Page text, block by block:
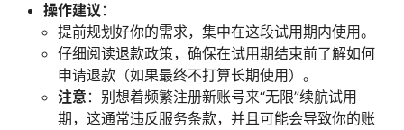
操作建议 ：
提前规划好你的需求，集中在这段试用期内使用。
仔细阅读退款政策，确保在试用期结束前了解如何
申请退款（如果最终不打算长期使用）。
注意 ：别想着频繁注册新账号来“无限”续航试用
期，这通常违反服务条款，并且可能会导致你的账